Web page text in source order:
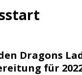
Dragons
für